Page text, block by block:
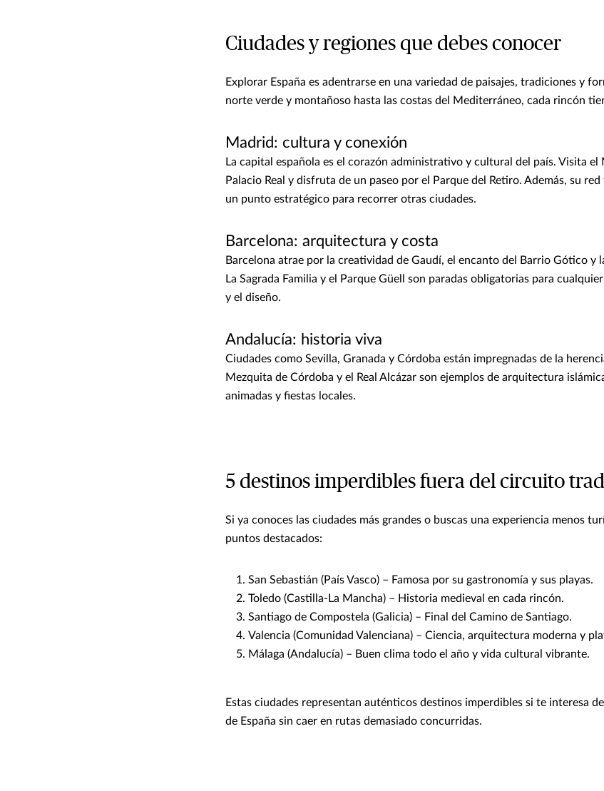
Ciudades y regiones que debes conocer
Explorar España es adentrarse en una variedad de paisajes, tradiciones y
norte verde y montañoso hasta las costas del Mediterráneo, cada rincón
Madrid: cultura y conexión
La capital española es el corazón administrativo y cultural del país. Visita el
Palacio Real y disfruta de un paseo por el Parque del Retiro. Además, su
un punto estratégico para recorrer otras ciudades.
Barcelona: arquitectura y costa
Barcelona atrae por la creatividad de Gaudí, el encanto del Barrio Gótico y
La Sagrada Familia y el Parque Güell son paradas obligatorias para
y el diseño.
Andalucía: historia viva
Ciudades como Sevilla, Granada y Córdoba están impregnadas de la
Mezquita de Córdoba y el Real Alcázar son ejemplos de arquitectura
animadas y fiestas locales.
5 destinos imperdibles fuera del circuito
Si ya conoces las ciudades más grandes o buscas una experiencia menos
puntos destacados:
San Sebastián (País Vasco) – Famosa por su gastronomía y sus playas.
Toledo (Castilla-La Mancha) – Historia medieval en cada rincón.
Santiago de Compostela (Galicia) – Final del Camino de Santiago.
Valencia (Comunidad Valenciana) – Ciencia, arquitectura moderna y
Málaga (Andalucía) – Buen clima todo el año y vida cultural vibrante.
Estas ciudades representan auténticos destinos imperdibles si te interesa
de España sin caer en rutas demasiado concurridas.